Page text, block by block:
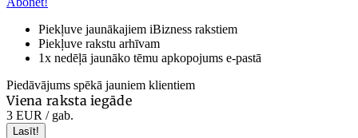
Piekļuve jaunākajiem iBizness rakstiem
Piekļuve rakstu arhīvam
1x nedēļā jaunāko tēmu apkopojums e-pastā
Piedāvājums spēkā jauniem klientiem
Viena raksta iegāde
3 EUR / gab.
Lasīt!